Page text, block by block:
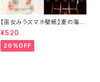
【巫女みうスマホ壁紙】夏の海と
満月の祈りセット〈カレンダーな
し・1ヶ月利用コード付き〉
¥520
20%OFF